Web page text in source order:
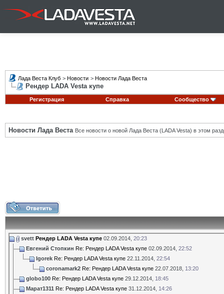
Лада Веста Клуб > Новости > Новости Лада Веста
Рендер LADA Vesta купе
Регистрация Справка Сообщество
Новости Лада Веста Все новости о новой Лада Веста (LADA Vesta) в этом
svett Рендер LADA Vesta купе 02.09.2014, 20:23
Евгений Стопкин Re: Рендер LADA Vesta купе 02.09.2014, 22:52
Igorek Re: Рендер LADA Vesta купе 22.11.2014, 22:54
coronamark2 Re: Рендер LADA Vesta купе 22.07.2018, 13:20
globo100 Re: Рендер LADA Vesta купе 29.12.2014, 18:45
Марат1311 Re: Рендер LADA Vesta купе 31.12.2014, 14:26